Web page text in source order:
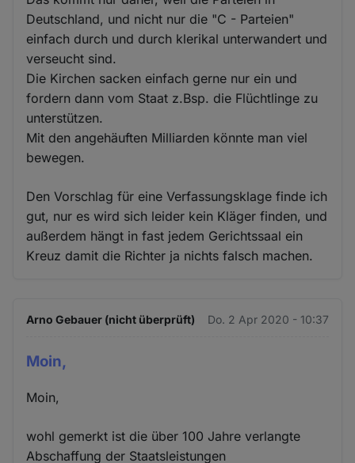
Deutschland, und nicht nur die "C - Parteien"
einfach durch und durch klerikal unterwandert und
verseucht sind.
Die Kirchen sacken einfach gerne nur ein und
fordern dann vom Staat z.Bsp. die Flüchtlinge zu
unterstützen.
Mit den angehäuften Milliarden könnte man viel
bewegen.
Den Vorschlag für eine Verfassungsklage finde ich
gut, nur es wird sich leider kein Kläger finden, und
außerdem hängt in fast jedem Gerichtssaal ein
Kreuz damit die Richter ja nichts falsch machen.
Arno Gebauer (nicht überprüft) Do. 2 Apr 2020 - 10:37
Moin,
Moin,
wohl gemerkt ist die über 100 Jahre verlangte
Abschaffung der Staatsleistungen